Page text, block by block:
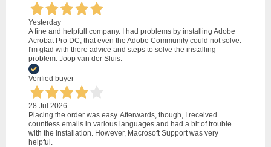
Yesterday
A fine and helpfull company. I had problems by installing Adobe
Acrobat Pro DC, that even the Adobe Community could not solve.
I'm glad with there advice and steps to solve the installing
problem. Joop van der Sluis.
Verified buyer
28 Jul 2026
Placing the order was easy. Afterwards, though, I received
countless emails in various languages and had a bit of trouble
with the installation. However, Macrosoft Support was very
helpful.